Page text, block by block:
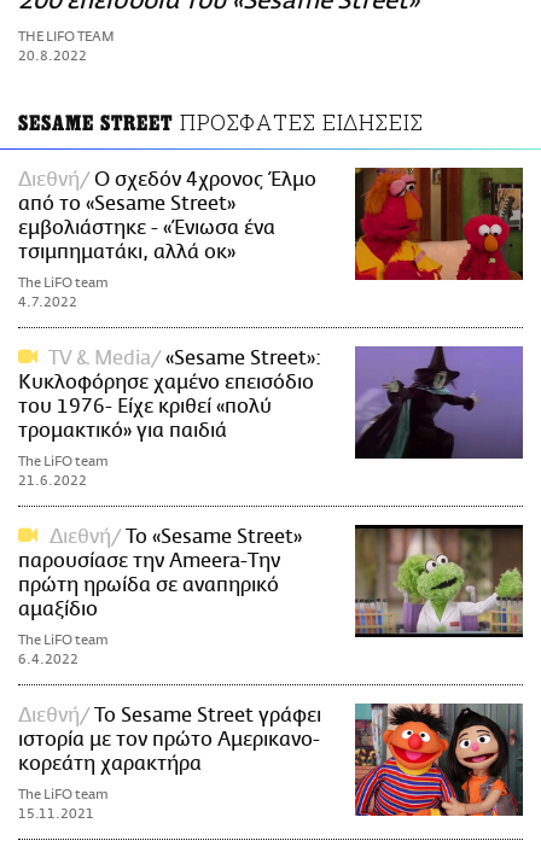
ΑΜΠΑ
PRINT
THE LIFO TEAM
20.8.2022
SESAME STREET ΠΡΟΣΦΑΤΕΣ ΕΙΔΗΣΕΙΣ
Διεθνή
Ο σχεδόν 4χρονος Έλμο
από το «Sesame Street»
εμβολιάστηκε - «Ένιωσα ένα
τσιμπηματάκι, αλλά οκ»
The LiFO team
4.7.2022
TV & Media
«Sesame Street»:
Κυκλοφόρησε χαμένο επεισόδιο
του 1976- Είχε κριθεί «πολύ
τρομακτικό» για παιδιά
The LiFO team
21.6.2022
Διεθνή
Το «Sesame Street»
παρουσίασε την Ameera-Την
πρώτη ηρωίδα σε αναπηρικό
αμαξίδιο
The LiFO team
6.4.2022
Διεθνή
Το Sesame Street γράφει
ιστορία με τον πρώτο Αμερικανο-
κορεάτη χαρακτήρα
The LiFO team
15.11.2021